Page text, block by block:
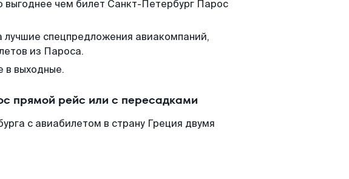
выгоднее чем билет Санкт-Петербург Парос
спецпредложения авиакомпаний,
из Пароса.
в выходные.
прямой рейс или с пересадками
с авиабилетом в страну Греция двумя